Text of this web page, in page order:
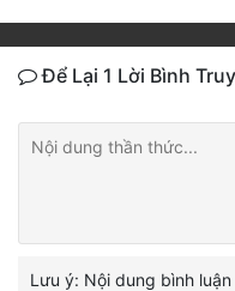
Để Lại 1 Lời Bình
Lưu ý: Nội dung bình